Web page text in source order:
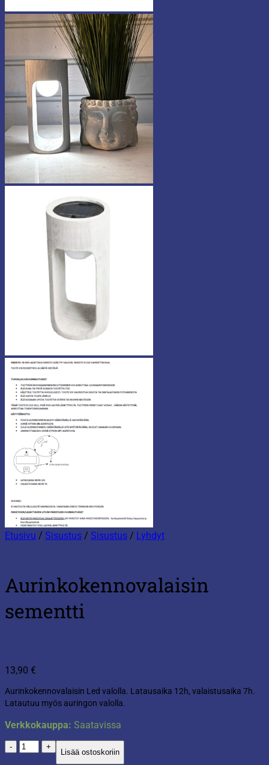
Etusivu / Sisustus / Sisustus / Lyhdyt
Aurinkokennovalaisin
sementti
13,90 €
Aurinkokennovalaisin Led valolla. Latausaika 12h, valaistusaika 7h.
Latautuu myös auringon valolla.
Verkkokauppa: Saatavissa
Aurinkokennovalaisin
sementti
Lisää ostoskoriin